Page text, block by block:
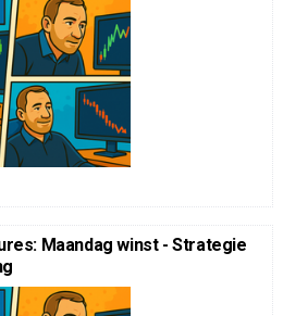
Maandag winst - Strategie